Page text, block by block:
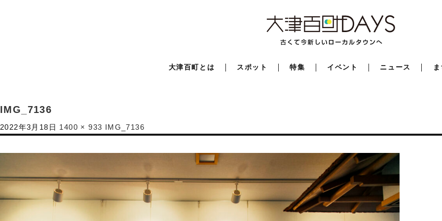
大津百町とは スポット 特集 イベント ニュース
IMG_7136
2022年3月18日 1400 × 933 IMG_7136